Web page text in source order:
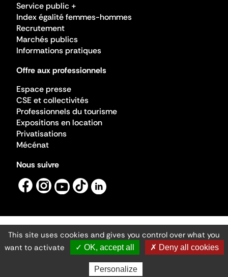
Service public +
Index égalité femmes-hommes
Recrutement
Marchés publics
Informations pratiques
Offre aux professionnels
Espace presse
CSE et collectivités
Professionnels du tourisme
Expositions en location
Privatisations
Mécénat
Nous suivre
Mentions légales
Gestion des cookies
Accessibilité numérique
Ministère de la Culture ©2026
- Cité de l'architecture et du patrimoine
This site uses cookies and gives you control over what you
want to activate
✓ OK, accept all ✗ Deny all cookies
Personalize